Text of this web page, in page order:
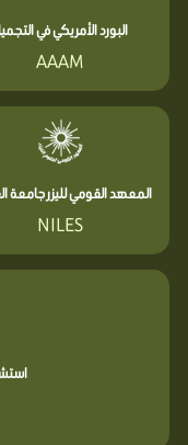
البورد الأمريكي في
AAAM
المعهد القومي لليزر جامعة
NILES